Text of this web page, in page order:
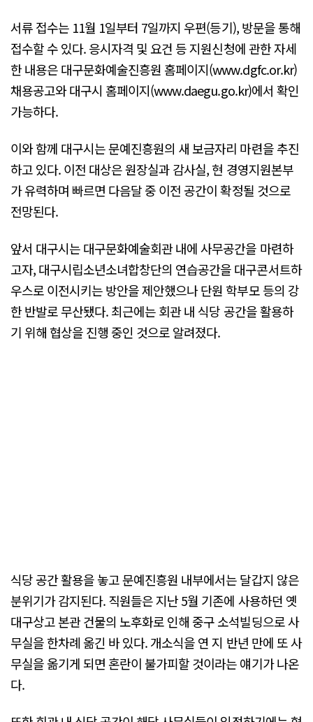
서류 접수는 11월 1일부터 7일까지 우편(등기), 방문을 통해
접수할 수 있다. 응시자격 및 요건 등 지원신청에 관한 자세
한 내용은 대구문화예술진흥원 홈페이지(www.dgfc.or.kr)
채용공고와 대구시 홈페이지(www.daegu.go.kr)에서 확인
가능하다.
이와 함께 대구시는 문예진흥원의 새 보금자리 마련을 추진
하고 있다. 이전 대상은 원장실과 감사실, 현 경영지원본부
가 유력하며 빠르면 다음달 중 이전 공간이 확정될 것으로
전망된다.
앞서 대구시는 대구문화예술회관 내에 사무공간을 마련하
고자, 대구시립소년소녀합창단의 연습공간을 대구콘서트하
우스로 이전시키는 방안을 제안했으나 단원 학부모 등의 강
한 반발로 무산됐다. 최근에는 회관 내 식당 공간을 활용하
기 위해 협상을 진행 중인 것으로 알려졌다.
식당 공간 활용을 놓고 문예진흥원 내부에서는 달갑지 않은
분위기가 감지된다. 직원들은 지난 5월 기존에 사용하던 옛
대구상고 본관 건물의 노후화로 인해 중구 소석빌딩으로 사
무실을 한차례 옮긴 바 있다. 개소식을 연 지 반년 만에 또 사
무실을 옮기게 되면 혼란이 불가피할 것이라는 얘기가 나온
다.